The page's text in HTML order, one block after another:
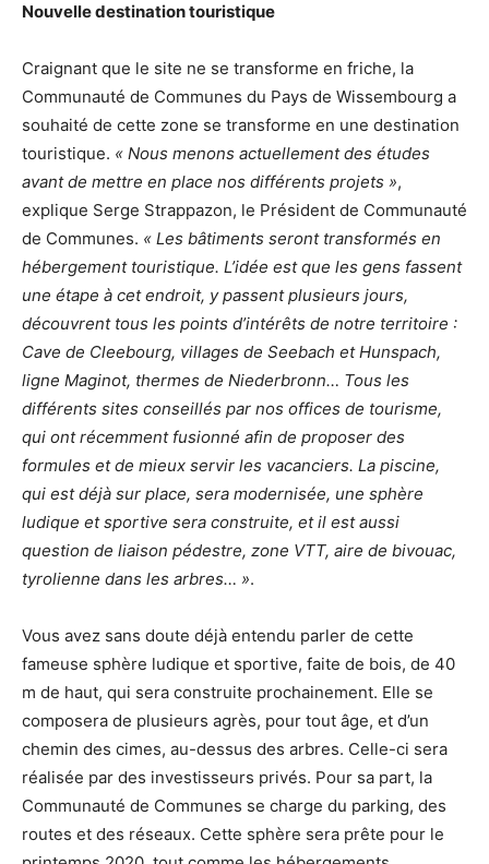
Nouvelle destination touristique
Craignant que le site ne se transforme en friche, la
Communauté de Communes du Pays de Wissembourg a
souhaité de cette zone se transforme en une destination
touristique. « Nous menons actuellement des études
avant de mettre en place nos différents projets »,
explique Serge Strappazon, le Président de Communauté
de Communes. « Les bâtiments seront transformés en
hébergement touristique. L’idée est que les gens fassent
une étape à cet endroit, y passent plusieurs jours,
découvrent tous les points d’intérêts de notre territoire :
Cave de Cleebourg, villages de Seebach et Hunspach,
ligne Maginot, thermes de Niederbronn… Tous les
différents sites conseillés par nos offices de tourisme,
qui ont récemment fusionné afin de proposer des
formules et de mieux servir les vacanciers. La piscine,
qui est déjà sur place, sera modernisée, une sphère
ludique et sportive sera construite, et il est aussi
question de liaison pédestre, zone VTT, aire de bivouac,
tyrolienne dans les arbres… ».
Vous avez sans doute déjà entendu parler de cette
fameuse sphère ludique et sportive, faite de bois, de 40
m de haut, qui sera construite prochainement. Elle se
composera de plusieurs agrès, pour tout âge, et d’un
chemin des cimes, au-dessus des arbres. Celle-ci sera
réalisée par des investisseurs privés. Pour sa part, la
Communauté de Communes se charge du parking, des
routes et des réseaux. Cette sphère sera prête pour le